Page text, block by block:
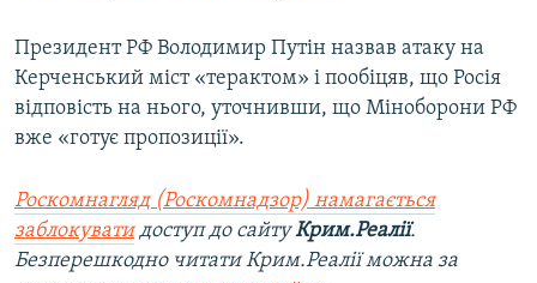
Президент РФ Володимир Путін назвав атаку на
Керченський міст «терактом» і пообіцяв, що Росія
відповість на нього, уточнивши, що Міноборони РФ
вже «готує пропозиції».
Роскомнагляд (Роскомнадзор) намагається
заблокуватидоступ до сайтуКрим.Реалії.
Безперешкодно читати Крим.Реалії можна за